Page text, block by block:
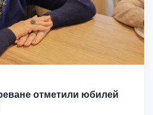
отметили юбилей